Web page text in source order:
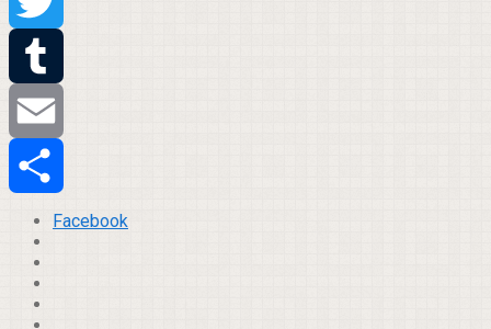
Twitter
Tumblr
Email
Compartilhar
Facebook